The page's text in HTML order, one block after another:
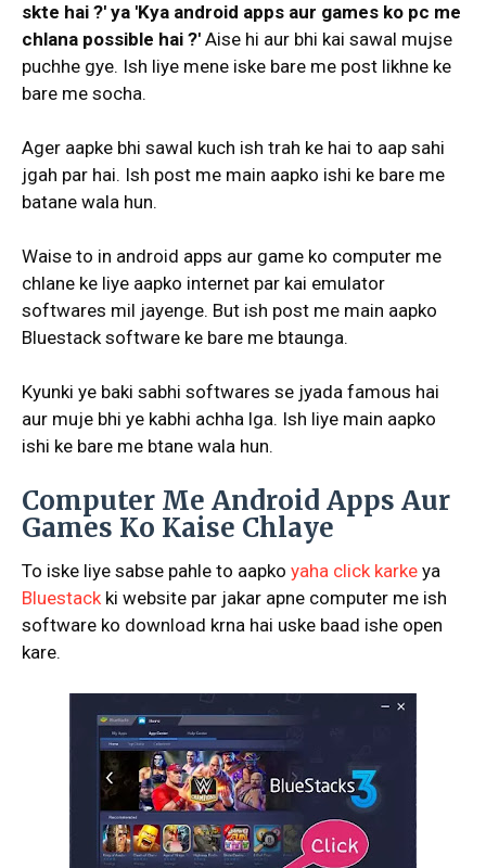
skte hai ?' ya 'Kya android apps aur games ko pc me
chlana possible hai ?' Aise hi aur bhi kai sawal mujse
puchhe gye. Ish liye mene iske bare me post likhne ke
bare me socha.
Ager aapke bhi sawal kuch ish trah ke hai to aap sahi
jgah par hai. Ish post me main aapko ishi ke bare me
batane wala hun.
Waise to in android apps aur game ko computer me
chlane ke liye aapko internet par kai emulator
softwares mil jayenge. But ish post me main aapko
Bluestack software ke bare me btaunga.
Kyunki ye baki sabhi softwares se jyada famous hai
aur muje bhi ye kabhi achha lga. Ish liye main aapko
ishi ke bare me btane wala hun.
Computer Me Android Apps Aur
Games Ko Kaise Chlaye
To iske liye sabse pahle to aapko yaha click karke ya
Bluestackki website par jakar apne computer me ish
software ko download krna hai uske baad ishe open
kare.